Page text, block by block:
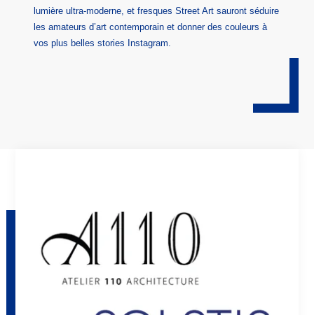
lumière ultra-moderne, et fresques Street Art sauront séduire
les amateurs d’art contemporain et donner des couleurs à
vos plus belles stories Instagram.